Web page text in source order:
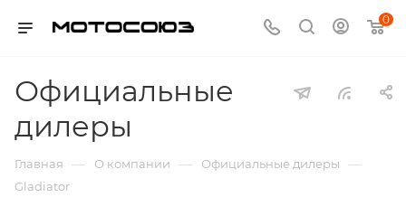
0
Официальные
дилеры
Главная — О компании — Официальные дилеры —
Gladiator